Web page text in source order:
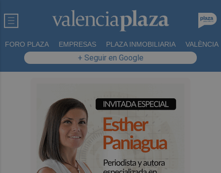
FORO PLAZA EMPRESAS PLAZA INMOBILIARIA VALÈNCIA
+ Seguir en Google